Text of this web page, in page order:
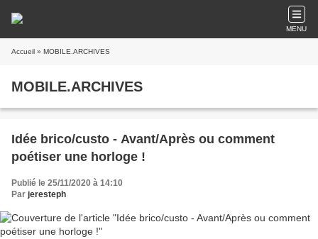
MENU
Accueil » MOBILE.ARCHIVES
MOBILE.ARCHIVES
Idée brico/custo - Avant/Après ou comment
poétiser une horloge !
Publié le 25/11/2020 à 14:10
Par jeresteph